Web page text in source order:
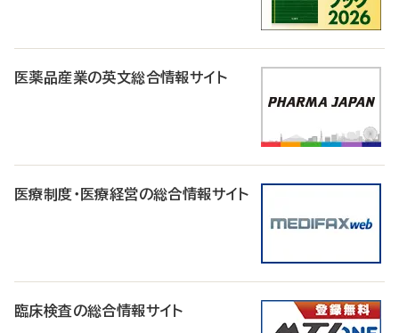
医薬品産業の英文総合情報サイト
医療制度・医療経営の総合情報サイト
臨床検査の総合情報サイト